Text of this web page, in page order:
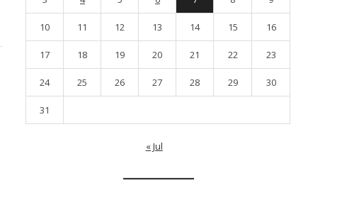
10 11 12 13 14 15 16
17 18 19 20 21 22 23
24 25 26 27 28 29 30
31
« Jul